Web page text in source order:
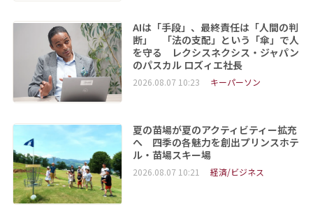
AIは「手段」、最終責任は「人間の判
断」 「法の支配」という「傘」で人
を守る レクシスネクシス・ジャパン
のパスカル ロズィエ社長
2026.08.07 10:23 キーパーソン
夏の苗場が夏のアクティビティー拡充
へ 四季の各魅力を創出プリンスホテ
ル・苗場スキー場
2026.08.07 10:21 経済/ビジネス